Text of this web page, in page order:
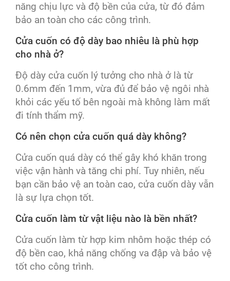
năng chịu lực và độ bền của cửa, từ đó đảm
bảo an toàn cho các công trình.
Cửa cuốn có độ dày bao nhiêu là phù hợp
cho nhà ở?
Độ dày cửa cuốn lý tưởng cho nhà ở là từ
0.6mm đến 1mm, vừa đủ để bảo vệ ngôi nhà
khỏi các yếu tố bên ngoài mà không làm mất
đi tính thẩm mỹ.
Có nên chọn cửa cuốn quá dày không?
Cửa cuốn quá dày có thể gây khó khăn trong
việc vận hành và tăng chi phí. Tuy nhiên, nếu
bạn cần bảo vệ an toàn cao, cửa cuốn dày vẫn
là sự lựa chọn tốt.
Cửa cuốn làm từ vật liệu nào là bền nhất?
Cửa cuốn làm từ hợp kim nhôm hoặc thép có
độ bền cao, khả năng chống va đập và bảo vệ
tốt cho công trình.